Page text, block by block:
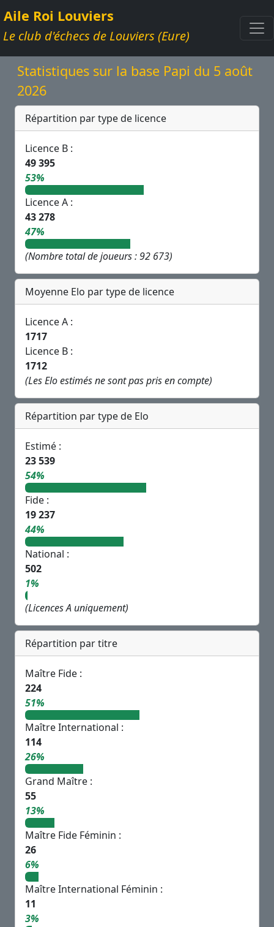
Aile Roi Louviers
Le club d'échecs de Louviers (Eure)
Statistiques sur la base Papi du 5 août
2026
Répartition par type de licence
Licence B :
49 395
53%
Licence A :
43 278
47%
(Nombre total de joueurs : 92 673)
Moyenne Elo par type de licence
Licence A :
1717
Licence B :
1712
(Les Elo estimés ne sont pas pris en compte)
Répartition par type de Elo
Estimé :
23 539
54%
Fide :
19 237
44%
National :
502
1%
(Licences A uniquement)
Répartition par titre
Maître Fide :
224
51%
Maître International :
114
26%
Grand Maître :
55
13%
Maître Fide Féminin :
26
6%
Maître International Féminin :
11
3%